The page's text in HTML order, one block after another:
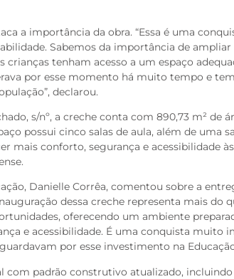
a importância da obra. “Essa é uma
Sabemos da importância de ampliar
crianças tenham acesso a um espaço
por esse momento há muito tempo e
declarou.
s/nº, a creche conta com 890,73 m² de
possui cinco salas de aula, além de uma
mais conforto, segurança e acessibilidade
Danielle Corrêa, comentou sobre a
dessa creche representa mais do
oferecendo um ambiente
e acessibilidade. É uma conquista muito
por esse investimento na
com padrão construtivo atualizado,